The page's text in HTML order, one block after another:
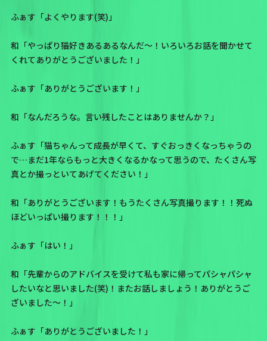
ふぁす「よくやります(笑)」
和「やっぱり猫好きあるあるなんだ〜！いろいろお話を聞かせて
くれてありがとうございました！」
ふぁす「ありがとうございます！」
和「なんだろうな。言い残したことはありませんか？」
ふぁす「猫ちゃんって成長が早くて、すぐおっきくなっちゃうの
で…まだ1年ならもっと大きくなるかなって思うので、たくさん写
真とか撮っといてあげてください！ 」
和「ありがとうございます！もうたくさん写真撮ります！！死ぬ
ほどいっぱい撮ります！！！」
ふぁす「はい！」
和「先輩からのアドバイスを受けて私も家に帰ってパシャパシャ
したいなと思いました(笑)！またお話しましょう！ありがとうご
ざいました〜！」
ふぁす「ありがとうございました！」